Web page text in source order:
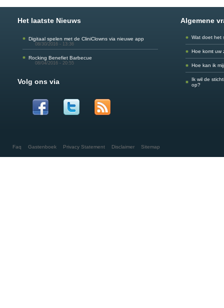
Het laatste Nieuws
Digitaal spelen met de CliniClowns via nieuwe app
08/30/2016 - 13:36
Rocking Benefiet Barbecue
08/04/2016 - 20:55
Volg ons via
Algemene
Wat doet het
Hoe komt uw
Hoe kan ik
Ik wil de
op?
Faq Gastenboek Privacy Statement Disclaimer Sitemap